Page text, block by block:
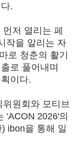
.
저 열리는 페
작을 알리는 자
로 청춘의 활기
로 풀어내며
이다.
원회와 모티브
'ACON 2026'의
ibon을 통해 일